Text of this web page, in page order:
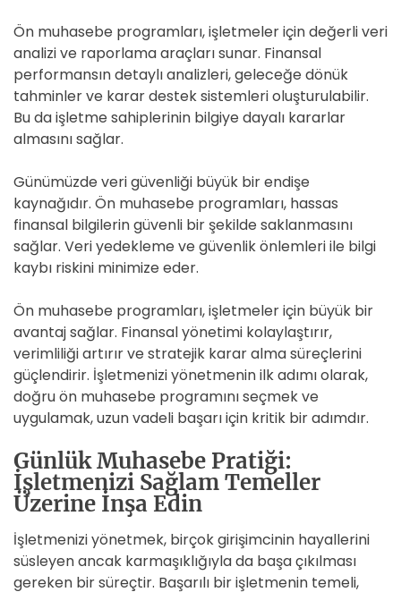
Ön muhasebe programları, işletmeler için değerli veri
analizi ve raporlama araçları sunar. Finansal
performansın detaylı analizleri, geleceğe dönük
tahminler ve karar destek sistemleri oluşturulabilir.
Bu da işletme sahiplerinin bilgiye dayalı kararlar
almasını sağlar.
Günümüzde veri güvenliği büyük bir endişe
kaynağıdır. Ön muhasebe programları, hassas
finansal bilgilerin güvenli bir şekilde saklanmasını
sağlar. Veri yedekleme ve güvenlik önlemleri ile bilgi
kaybı riskini minimize eder.
Ön muhasebe programları, işletmeler için büyük bir
avantaj sağlar. Finansal yönetimi kolaylaştırır,
verimliliği artırır ve stratejik karar alma süreçlerini
güçlendirir. İşletmenizi yönetmenin ilk adımı olarak,
doğru ön muhasebe programını seçmek ve
uygulamak, uzun vadeli başarı için kritik bir adımdır.
Günlük Muhasebe Pratiği:
İşletmenizi Sağlam Temeller
Üzerine İnşa Edin
İşletmenizi yönetmek, birçok girişimcinin hayallerini
süsleyen ancak karmaşıklığıyla da başa çıkılması
gereken bir süreçtir. Başarılı bir işletmenin temeli,